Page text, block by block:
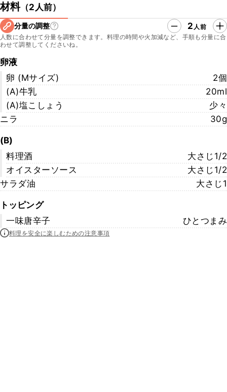
材料（2人前）
分量の調整 2 人前
人数に合わせて分量を調整できます。料理の時間や火加減など、手順も分量に合
わせて調整してくださいね。
卵液
卵 (Mサイズ)
2個
(A)牛乳
20ml
(A)塩こしょう
少々
ニラ
30g
(B)
料理酒
大さじ1/2
オイスターソース
大さじ1/2
サラダ油
大さじ1
トッピング
一味唐辛子
ひとつまみ
料理を安全に楽しむための注意事項